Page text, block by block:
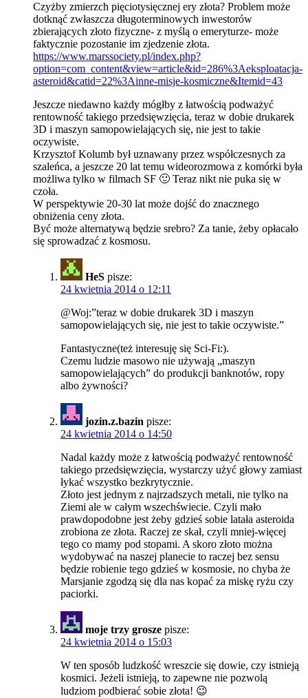
Czyżby zmierzch pięciotysięcznej ery złota? Problem może
dotknąć zwłaszcza długoterminowych inwestorów
zbierających złoto fizyczne- z myślą o emeryturze- może
faktycznie pozostanie im zjedzenie złota.
https://www.marssociety.pl/index.php?
option=com_content&view=article&id=286%3Aeksploatacja-
asteroid&catid=22%3Ainne-misje-kosmiczne&Itemid=43
Jeszcze niedawno każdy mógłby z łatwością podważyć
rentowność takiego przedsięwzięcia, teraz w dobie drukarek
3D i maszyn samopowielających się, nie jest to takie
oczywiste.
Krzysztof Kolumb był uznawany przez współczesnych za
szaleńca, a jeszcze 20 lat temu wideorozmowa z komórki była
możliwa tylko w filmach SF 🙂 Teraz nikt nie puka się w
czoła.
W perspektywie 20-30 lat może dojść do znacznego
obniżenia ceny złota.
Być może alternatywą będzie srebro? Za tanie, żeby opłacało
się sprowadzać z kosmosu.
HeS pisze:
24 kwietnia 2014 o 12:11
@Woj:”teraz w dobie drukarek 3D i maszyn
samopowielających się, nie jest to takie oczywiste.”
Fantastyczne(też interesuję się Sci-Fi:).
Czemu ludzie masowo nie używają „maszyn
samopowielających” do produkcji banknotów, ropy
albo żywności?
jozin.z.bazin pisze:
24 kwietnia 2014 o 14:50
Nadal każdy może z łatwością podważyć rentowność
takiego przedsięwzięcia, wystarczy użyć głowy zamiast
łykać wszystko bezkrytycznie.
Złoto jest jednym z najrzadszych metali, nie tylko na
Ziemi ale w całym wszechświecie. Czyli mało
prawdopodobne jest żeby gdzieś sobie latała asteroida
zrobiona ze złota. Raczej ze skał, czyli mniej-więcej
tego co mamy pod stopami. A skoro złoto można
wydobywać na naszej planecie to raczej bez sensu
będzie robienie tego gdzieś w kosmosie, no chyba że
Marsjanie zgodzą się dla nas kopać za miskę ryżu czy
paciorki.
moje trzy grosze pisze:
24 kwietnia 2014 o 15:03
W ten sposób ludzkość wreszcie się dowie, czy istnieją
kosmici. Jeżeli istnieją, to zapewne nie pozwolą
ludziom podbierać sobie złota! 😉